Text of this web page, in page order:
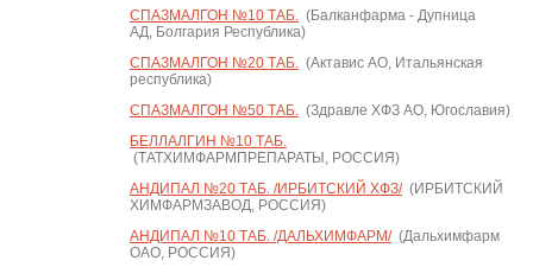
СПАЗМАЛГОН №10 ТАБ.(Балканфарма - Дупница
АД, Болгария Республика)
СПАЗМАЛГОН №20 ТАБ.(Актавис АО, Итальянская
республика)
СПАЗМАЛГОН №50 ТАБ.(Здравле ХФЗ АО, Югославия)
БЕЛЛАЛГИН №10 ТАБ.
(ТАТХИМФАРМПРЕПАРАТЫ, РОССИЯ)
АНДИПАЛ №20 ТАБ. /ИРБИТСКИЙ ХФЗ/(ИРБИТСКИЙ
ХИМФАРМЗАВОД, РОССИЯ)
АНДИПАЛ №10 ТАБ. /ДАЛЬХИМФАРМ/(Дальхимфарм
ОАО, РОССИЯ)